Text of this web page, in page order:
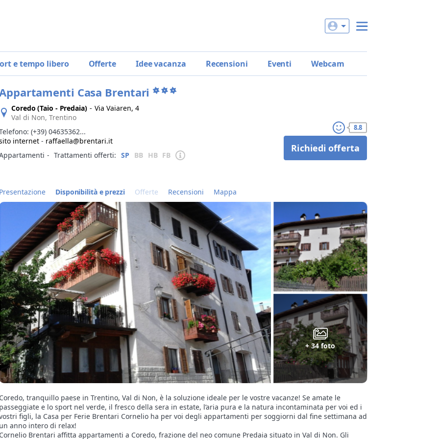
e tempo libero Offerte Idee vacanza Recensioni Eventi Webcam
Casa Brentari
Coredo (Taio - Predaia) - Via Vaiaren, 4
Val di Non, Trentino
(+39) 04635362...
internet - raffaella@brentari.it
‐ Trattamenti offerti: SP BB HB FB
8.8
Richiedi offerta
Presentazione Disponibilità e prezzi Offerte Recensioni Mappa
+ 34 foto
Coredo, tranquillo paese in Trentino, Val di Non, è la soluzione ideale per le vostre vacanze! Se amate le
passeggiate e lo sport nel verde, il fresco della sera in estate, l’aria pura e la natura incontaminata per voi ed i
figli, la Casa per Ferie Brentari Cornelio ha per voi degli appartamenti per soggiorni dal fine settimana ad
un anno intero di relax!
Cornelio Brentari affitta appartamenti a Coredo, frazione del neo comune Predaia situato in Val di Non. Gli